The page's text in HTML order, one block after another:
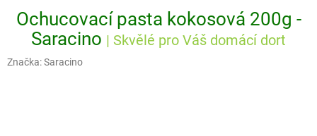
Ochucovací pasta kokosová 200g -
Saracino | Skvělé pro Váš domácí dort
Značka:Saracino